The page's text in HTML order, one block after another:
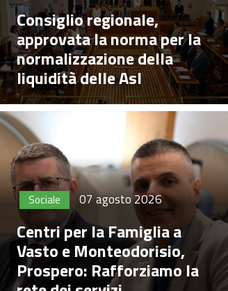
Consiglio regionale,
approvata la norma per la
normalizzazione della
liquidità delle Asl
Sociale 07 agosto 2026
Centri per la Famiglia a
Vasto e Monteodorisio,
Prospero: Rafforziamo la